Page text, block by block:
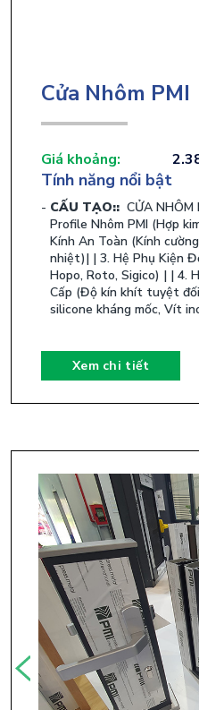
Cửa Nhôm PMI
Giá khoảng:
Tính năng nổi bật
CẤU TẠO::
CỬA
Profile Nhôm PMI (Hợp
Kính An Toàn (Kính
nhiệt)| | 3. Hệ Phụ Kiện
Hopo, Roto, Sigico) | | 4.
Cấp (Độ kín khít tuyệt
silicone kháng mốc, Vít
Xem chi tiết